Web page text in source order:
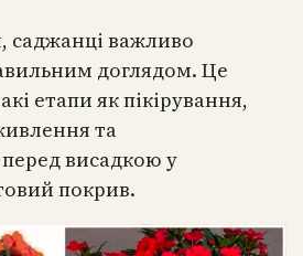
саджанці важливо
доглядом. Це
етапи як пікірування,
та
висадкою у
покрив.